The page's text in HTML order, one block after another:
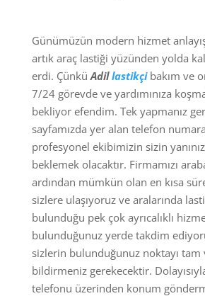
Günümüzün modern hizmet
artık araç lastiği yüzünden yolda
erdi. ÇünküAdillastikçibakım ve
7/24 görevde ve yardımınıza
bekliyor efendim. Tek yapmanız
sayfamızda yer alan telefon
profesyonel ekibimizin sizin
beklemek olacaktır. Firmamızı
ardından mümkün olan en kısa
sizlere ulaşıyoruz ve aralarında
bulunduğu pek çok ayrıcalıklı
bulunduğunuz yerde takdim
sizlerin bulunduğunuz noktayı tam
bildirmeniz gerekecektir.
telefonu üzerinden konum